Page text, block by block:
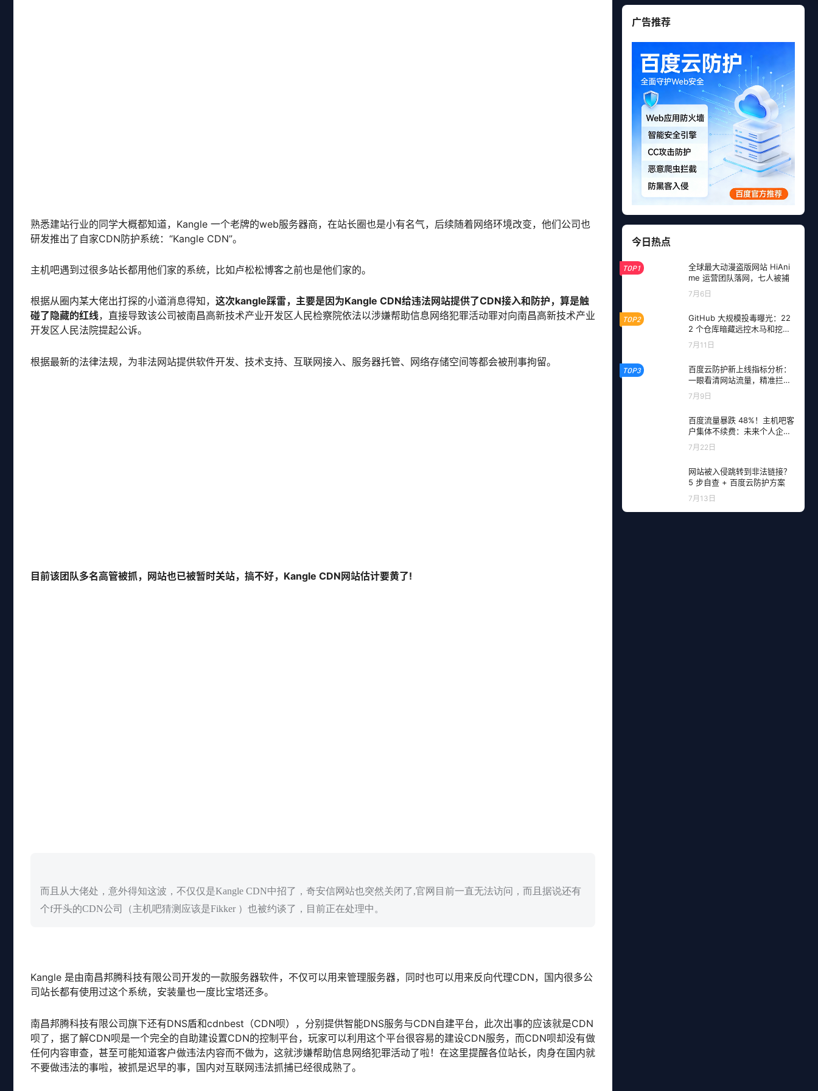
熟悉建站行业的同学大概都知道，Kangle 一个老牌的web服务器商，在站长圈也是小有名气，后续随着网络环境改变，他们公司也
研发推出了自家CDN防护系统：“Kangle CDN”。
主机吧遇到过很多站长都用他们家的系统，比如卢松松博客之前也是他们家的。
根据从圈内某大佬出打探的小道消息得知， 这次kangle踩雷，主要是因为Kangle CDN给违法网站提供了CDN接入和防护，算是触
碰了隐藏的红线，直接导致该公司被南昌高新技术产业开发区人民检察院依法以涉嫌帮助信息网络犯罪活动罪对向南昌高新技术产业
开发区人民法院提起公诉。
根据最新的法律法规，为非法网站提供软件开发、技术支持、互联网接入、服务器托管、网络存储空间等都会被刑事拘留。
目前该团队多名高管被抓，网站也已被暂时关站，搞不好，Kangle CDN网站估计要黄了!
而且从大佬处，意外得知这波，不仅仅是Kangle CDN中招了，奇安信网站也突然关闭了,官网目前一直无法访问，而且据说还有
个f开头的CDN公司（主机吧猜测应该是Fikker ）也被约谈了，目前正在处理中。
Kangle 是由南昌邦腾科技有限公司开发的一款服务器软件，不仅可以用来管理服务器，同时也可以用来反向代理CDN，国内很多公
司站长都有使用过这个系统，安装量也一度比宝塔还多。
南昌邦腾科技有限公司旗下还有DNS盾和cdnbest（CDN呗），分别提供智能DNS服务与CDN自建平台，此次出事的应该就是CDN
呗了，据了解CDN呗是一个完全的自助建设置CDN的控制平台，玩家可以利用这个平台很容易的建设CDN服务，而CDN呗却没有做
任何内容审查，甚至可能知道客户做违法内容而不做为，这就涉嫌帮助信息网络犯罪活动了啦！在这里提醒各位站长，肉身在国内就
不要做违法的事啦，被抓是迟早的事，国内对互联网违法抓捕已经很成熟了。
广告推荐
今日热点
TOP1
全球最大动漫盗版网站 HiAni
me 运营团队落网，七人被捕
7月6日
TOP2
GitHub 大规模投毒曝光：22
2 个仓库暗藏远控木马和挖矿
程序，开发者成目标
7月11日
TOP3
百度云防护新上线指标分析：
一眼看清网站流量，精准拦截
恶意请求
7月9日
百度流量暴跌 48%！主机吧客
户集体不续费：未来个人企业
网站流量从哪里来？
7月22日
网站被入侵跳转到非法链接？
5 步自查 + 百度云防护方案
7月13日